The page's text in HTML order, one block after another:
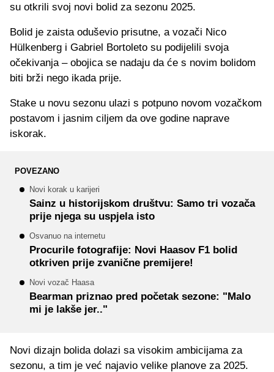
su otkrili svoj novi bolid za sezonu 2025.
Bolid je zaista oduševio prisutne, a vozači Nico
Hülkenberg i Gabriel Bortoleto su podijelili svoja
očekivanja – obojica se nadaju da će s novim bolidom
biti brži nego ikada prije.
Stake u novu sezonu ulazi s potpuno novom vozačkom
postavom i jasnim ciljem da ove godine naprave
iskorak.
POVEZANO
Novi korak u karijeri
Sainz u historijskom društvu: Samo tri vozača
prije njega su uspjela isto
Osvanuo na internetu
Procurile fotografije: Novi Haasov F1 bolid
otkriven prije zvanične premijere!
Novi vozač Haasa
Bearman priznao pred početak sezone: "Malo
mi je lakše jer.."
Novi dizajn bolida dolazi sa visokim ambicijama za
sezonu, a tim je već najavio velike planove za 2025.